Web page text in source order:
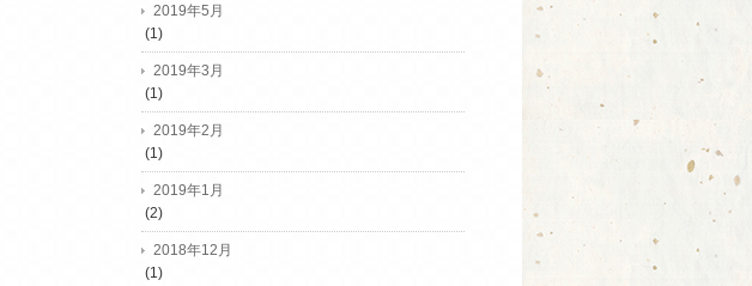
2019年5月
(1)
2019年3月
(1)
2019年2月
(1)
2019年1月
(2)
2018年12月
(1)